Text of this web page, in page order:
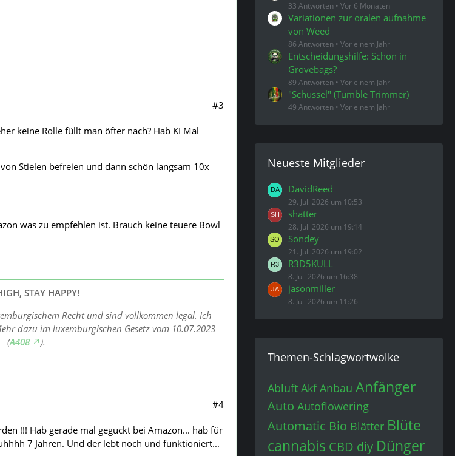
#3
keine Rolle füllt man öfter nach? Hab KI Mal
Stielen befreien und dann schön langsam 10x
was zu empfehlen ist. Brauch keine teuere Bowl
STAY HAPPY!
Recht und sind vollkommen legal. Ich
dazu im luxemburgischen Gesetz vom 10.07.2023
(A408 ).
#4
!!! Hab gerade mal geguckt bei Amazon... hab für
7 Jahren. Und der lebt noch und funktioniert...
33 Antworten Vor 6 Monaten
Variationen zur oralen aufnahme
von Weed
86 Antworten Vor einem Jahr
Entscheidungshilfe: Schon in
Grovebags?
89 Antworten Vor einem Jahr
"Schüssel" (Tumble Trimmer)
49 Antworten Vor einem Jahr
Neueste Mitglieder
DavidReed
29. Juli 2026 um 10:53
shatter
28. Juli 2026 um 19:14
Sondey
21. Juli 2026 um 19:02
R3D5KULL
8. Juli 2026 um 16:38
jasonmiller
8. Juli 2026 um 11:26
Themen-Schlagwortwolke
Abluft Akf Anbau Anfänger
Auto Autoflowering
Automatic Bio Blätter Blüte
cannabis CBD diy Dünger